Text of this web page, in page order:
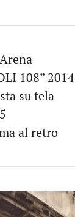
108” 2014
su tela
al retro